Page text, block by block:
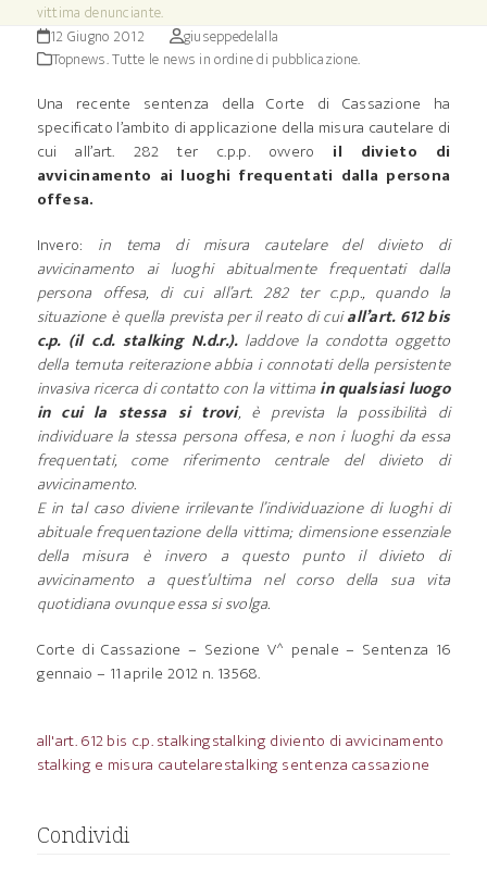
vittima denunciante.
12 Giugno 2012
giuseppedelalla
Topnews. Tutte le news in ordine di pubblicazione.
Una recente sentenza della Corte di Cassazione ha
specificato l’ambito di applicazione della misura cautelare di
cui all’art. 282 ter c.p.p. ovvero il divieto di
avvicinamento ai luoghi frequentati dalla persona
offesa.
Invero: in tema di misura cautelare del divieto di
avvicinamento ai luoghi abitualmente frequentati dalla
persona offesa, di cui all’art. 282 ter c.p.p., quando la
situazione è quella prevista per il reato di cuiall’art. 612 bis
c.p. (il c.d. stalking N.d.r.).laddove la condotta oggetto
della temuta reiterazione abbia i connotati della persistente
invasiva ricerca di contatto con la vittima in qualsiasi luogo
in cui la stessa si trovi, è prevista la possibilità di
individuare la stessa persona offesa, e non i luoghi da essa
frequentati, come riferimento centrale del divieto di
avvicinamento.
E in tal caso diviene irrilevante l’individuazione di luoghi di
abituale frequentazione della vittima; dimensione essenziale
della misura è invero a questo punto il divieto di
avvicinamento a quest’ultima nel corso della sua vita
quotidiana ovunque essa si svolga.
Corte di Cassazione – Sezione V^ penale – Sentenza 16
gennaio – 11 aprile 2012 n. 13568.
all'art. 612 bis c.p. stalkingstalking diviento di avvicinamento
stalking e misura cautelarestalking sentenza cassazione
Condividi